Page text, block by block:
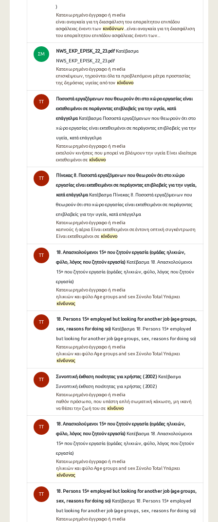
)
Καταχωρημένο έγγραφο ή media
είναι αναγκαία για τη διασφάλιση του απαραίτητου επιπέδου
ασφάλειας έναντι των κινδύνων ...είναι αναγκαία για τη διασφάλιση
του απαραίτητου επιπέδου ασφάλειας έναντι των...
ΣΜ
NWS_EKP_EPISK_22_23.pdf Κατέβασμα
NWS_EKP_EPISK_22_23.pdf
Καταχωρημένο έγγραφο ή media
επισκέψεων, τηρούνται όλα τα προβλεπόμενα μέτρα προστασίας
της δημόσιας υγείας από τον κίνδυνο
TT
Ποσοστά εργαζόμενων που θεωρούν ότι στο χώρο εργασίας είναι
εκτεθειμένοι σε παράγοντες επιβλαβείς για την υγεία, κατά
επάγγελμα Κατέβασμα Ποσοστά εργαζόμενων που θεωρούν ότι στο
χώρο εργασίας είναι εκτεθειμένοι σε παράγοντες επιβλαβείς για την
υγεία, κατά επάγγελμα
Καταχωρημένο έγγραφο ή media
εκτελούν κινήσεις που μπορεί να βλάψουν την υγεία Είναι ιδιαίτερα
εκτεθειμένοι σε κίνδυνο
TT
Πίνακας 8. Ποσοστά εργαζόμενων που θεωρούν ότι στο χώρο
εργασίας είναι εκτεθειμένοι σε παράγοντες επιβλαβείς για την υγεία,
κατά επάγγελμα Κατέβασμα Πίνακας 8. Ποσοστά εργαζόμενων που
θεωρούν ότι στο χώρο εργασίας είναι εκτεθειμένοι σε παράγοντες
επιβλαβείς για την υγεία, κατά επάγγελμα
Καταχωρημένο έγγραφο ή media
καπνούς ή αέρια Είναι εκτεθειμένοι σε έντονη οπτική συγκέντρωση
Είναι εκτεθειμένοι σε κίνδυνο
TT
18. Απασχολούμενοι 15+ που ζητούν εργασία (ομάδες ηλικιών,
φύλο, λόγος που ζητούν εργασία) Κατέβασμα 18. Απασχολούμενοι
15+ που ζητούν εργασία (ομάδες ηλικιών, φύλο, λόγος που ζητούν
εργασία)
Καταχωρημένο έγγραφο ή media
ηλικιών και φύλο Age groups and sex Σύνολο Total Υπάρχει
κίνδυνος
TT
18. Persons 15+ employed but looking for another job (age groups,
sex, reasons for doing so) Κατέβασμα 18. Persons 15+ employed
but looking for another job (age groups, sex, reasons for doing so)
Καταχωρημένο έγγραφο ή media
ηλικιών και φύλο Age groups and sex Σύνολο Total Υπάρχει
κίνδυνος
TT
Συνοπτική έκθεση ποιότητας για χρήστες ( 2002 ) Κατέβασμα
Συνοπτική έκθεση ποιότητας για χρήστες ( 2002 )
Καταχωρημένο έγγραφο ή media
παθόν πρόσωπο, που υπέστη απλή σωματική κάκωση, μη ικανή
να θέσει την ζωή του σε κίνδυνο
TT
18. Απασχολούμενοι 15+ που ζητούν εργασία (ομάδες ηλικιών,
φύλο, λόγος που ζητούν εργασία) Κατέβασμα 18. Απασχολούμενοι
15+ που ζητούν εργασία (ομάδες ηλικιών, φύλο, λόγος που ζητούν
εργασία)
Καταχωρημένο έγγραφο ή media
ηλικιών και φύλο Age groups and sex Σύνολο Total Υπάρχει
κίνδυνος
TT
18. Persons 15+ employed but looking for another job (age groups,
sex, reasons for doing so) Κατέβασμα 18. Persons 15+ employed
but looking for another job (age groups, sex, reasons for doing so)
Καταχωρημένο έγγραφο ή media